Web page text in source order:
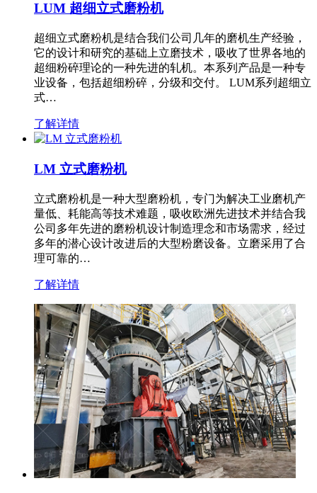
LUM 超细立式磨粉机
超细立式磨粉机是结合我们公司几年的磨机生产经验，
它的设计和研究的基础上立磨技术，吸收了世界各地的
超细粉碎理论的一种先进的轧机。本系列产品是一种专
业设备，包括超细粉碎，分级和交付。 LUM系列超细立
式…
了解详情
LM 立式磨粉机
立式磨粉机是一种大型磨粉机，专门为解决工业磨机产
量低、耗能高等技术难题，吸收欧洲先进技术并结合我
公司多年先进的磨粉机设计制造理念和市场需求，经过
多年的潜心设计改进后的大型粉磨设备。立磨采用了合
理可靠的…
了解详情